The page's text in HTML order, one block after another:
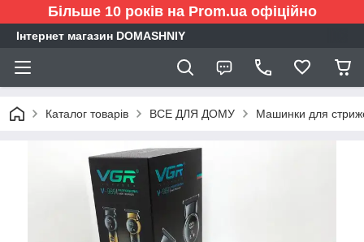
Більше 10 років на Prom.ua офіційно
Інтернет магазин DOMASHNIY
Каталог товарів ВСЕ ДЛЯ ДОМУ Машинки для